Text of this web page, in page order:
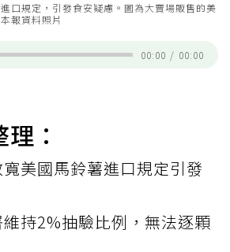
口規定，引發食安疑慮。圖為大賣場販售的美
報資料照片
00:00 / 00:00
：
美國馬鈴薯進口規定引發
持2%抽驗比例，無法逐顆